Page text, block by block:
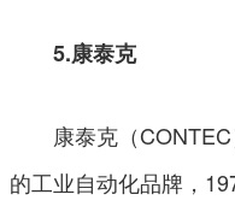
5.康泰克
康泰克（CONTEC
的工业自动化品牌，